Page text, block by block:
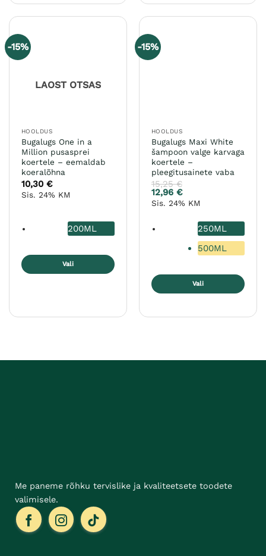
varianti.
Valikuid
saab
-15%
LAOST OTSAS
HOOLDUS
Bugalugs One in a
Million pusasprei
koertele – eemaldab
koeralõhna
10,30 €
Sis. 24% KM
200ML
Vali
mitu
-15%
HOOLDUS
Bugalugs Maxi White
šampoon valge karvaga
koertele –
pleegitusainete vaba
15,25€
12,96 €
Sis. 24% KM
250ML
500ML
Vali
Valikuid
Me paneme rõhku tervislike ja kvaliteetsete toodete
valimisele.